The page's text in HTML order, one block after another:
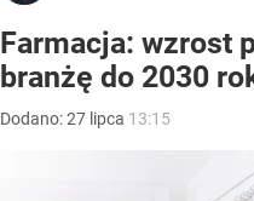
Farmacja: wzrost
branżę do 2030
Dodano:27 lipca 13:15